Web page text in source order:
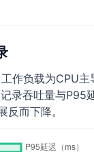
作负载为CPU主
录吞吐量与P95
而下降。